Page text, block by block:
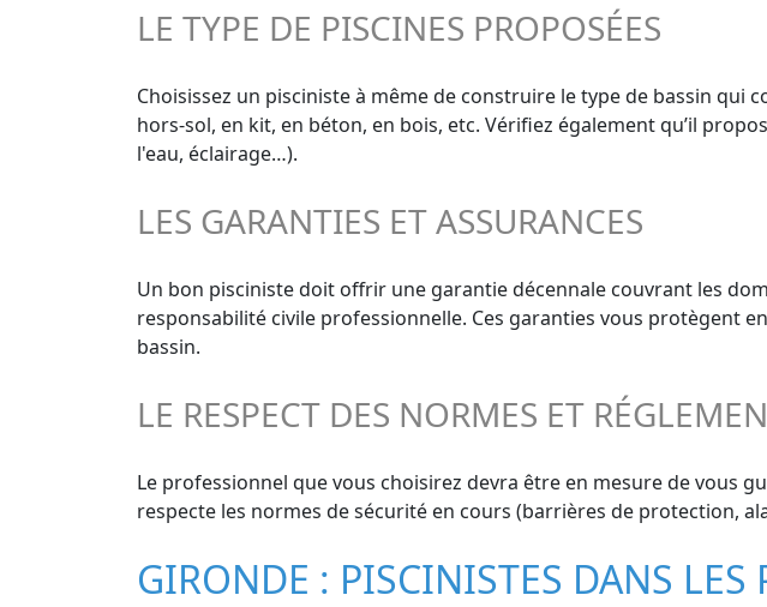
LE TYPE DE PISCINES PROPOSÉES
Choisissez un pisciniste à même de construire le type de bassin
hors-sol, en kit, en béton, en bois, etc. Vérifiez également qu’il
l'eau, éclairage…).
LES GARANTIES ET ASSURANCES
Un bon pisciniste doit offrir une garantie décennale couvrant les
responsabilité civile professionnelle. Ces garanties vous protègent
bassin.
LE RESPECT DES NORMES ET
Le professionnel que vous choisirez devra être en mesure de vous
respecte les normes de sécurité en cours (barrières de protection,
GIRONDE : PISCINISTES DANS